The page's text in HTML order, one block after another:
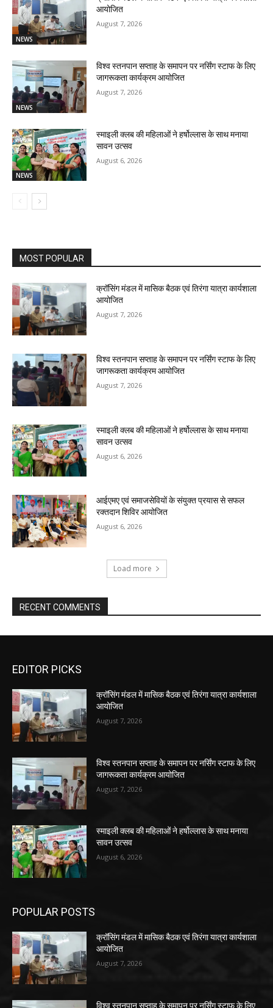
NEWS
आयोजित
August 7, 2026
NEWS
विश्व स्तनपान सप्ताह के समापन पर नर्सिंग स्टाफ के लिए
जागरूकता कार्यक्रम आयोजित
August 7, 2026
NEWS
स्माइली क्लब की महिलाओं ने हर्षोल्लास के साथ मनाया
सावन उत्सव
August 6, 2026
MOST POPULAR
क्रॉसिंग मंडल में मासिक बैठक एवं तिरंगा यात्रा कार्यशाला
आयोजित
August 7, 2026
विश्व स्तनपान सप्ताह के समापन पर नर्सिंग स्टाफ के लिए
जागरूकता कार्यक्रम आयोजित
August 7, 2026
स्माइली क्लब की महिलाओं ने हर्षोल्लास के साथ मनाया
सावन उत्सव
August 6, 2026
आईएमए एवं समाजसेवियों के संयुक्त प्रयास से सफल
रक्तदान शिविर आयोजित
August 6, 2026
Load more
RECENT COMMENTS
EDITOR PICKS
क्रॉसिंग मंडल में मासिक बैठक एवं तिरंगा यात्रा कार्यशाला
आयोजित
August 7, 2026
विश्व स्तनपान सप्ताह के समापन पर नर्सिंग स्टाफ के लिए
जागरूकता कार्यक्रम आयोजित
August 7, 2026
स्माइली क्लब की महिलाओं ने हर्षोल्लास के साथ मनाया
सावन उत्सव
August 6, 2026
POPULAR POSTS
क्रॉसिंग मंडल में मासिक बैठक एवं तिरंगा यात्रा कार्यशाला
आयोजित
August 7, 2026
विश्व स्तनपान सप्ताह के समापन पर नर्सिंग स्टाफ के लिए